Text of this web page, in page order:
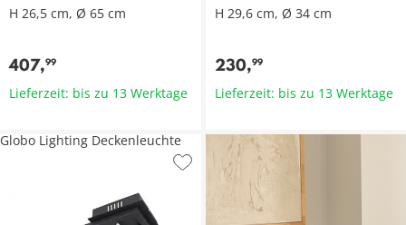
H 26,5 cm, Ø 65 cm
407,99
Lieferzeit: bis zu 13 Werktage
H 29,6 cm, Ø 34 cm
230,99
Lieferzeit: bis zu 13 Werktage
Globo Lighting Deckenleuchte